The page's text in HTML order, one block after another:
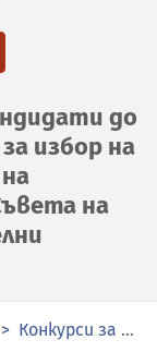
до
избор на
на
Конкурси за избор на членове на органите за управление и контрол в публичните предприятия